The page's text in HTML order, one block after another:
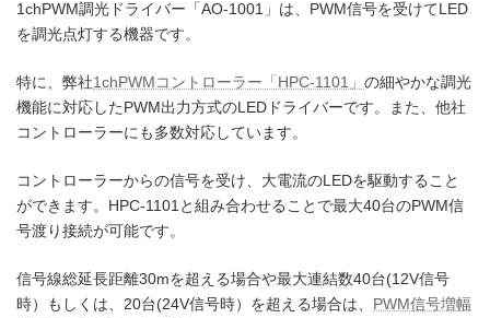
1chPWM調光ドライバー「AO-1001」は、PWM信号を受けてLED
を調光点灯する機器です。
特に、弊社1chPWMコントローラー「HPC-1101」 の細やかな調光
機能に対応したPWM出力方式のLEDドライバーです。また、他社
コントローラーにも多数対応しています。
コントローラーからの信号を受け、大電流のLEDを駆動すること
ができます。HPC-1101と組み合わせることで最大40台のPWM信
号渡り接続が可能です。
信号線総延長距離30mを超える場合や最大連結数40台(12V信号
時）もしくは、20台(24V信号時）を超える場合は、 PWM信号増幅